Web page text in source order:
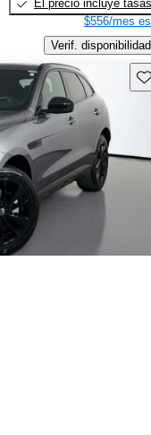
El precio incluye tasas
$556/mes
Verif. disponibilidad